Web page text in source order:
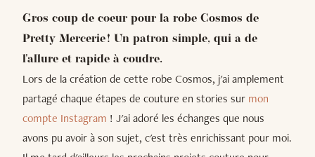
Gros coup de coeur pour la robe Cosmos de
Pretty Mercerie ! Un patron simple, qui a de
l'allure et rapide à coudre.
Lors de la création de cette robe Cosmos, j'ai amplement
partagé chaque étapes de couture en stories sur mon
compte Instagram ! J'ai adoré les échanges que nous
avons pu avoir à son sujet, c'est très enrichissant pour moi.